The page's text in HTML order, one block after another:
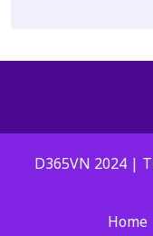
D365VN 2024 |
Home